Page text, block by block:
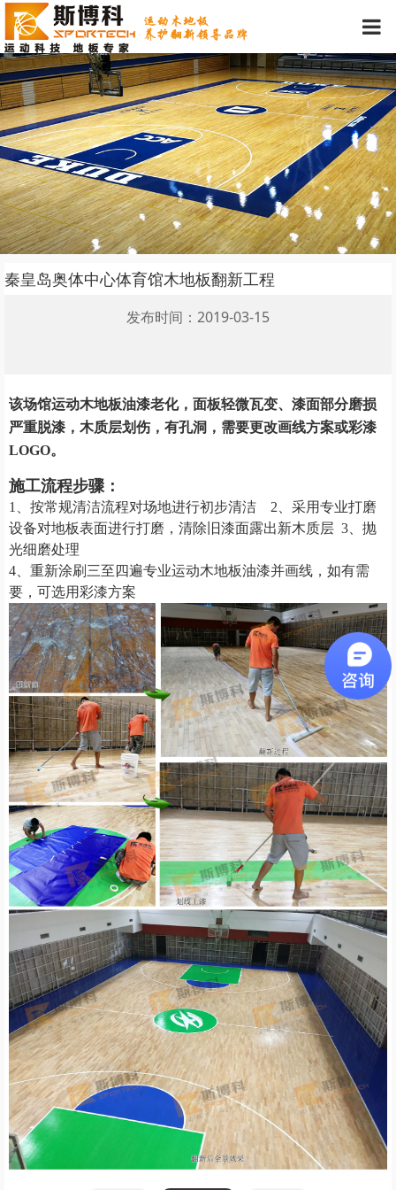
秦皇岛奥体中心体育馆木地板翻新工程
发布时间：2019-03-15
该场馆运动木地板油漆老化，面板轻微瓦变、 漆面部分磨损
严重脱漆，木质层划伤，有孔洞 ， 需要更改画线方案或彩漆
LOGO。
施工流程步骤：
1、按常规清洁流程对场地进行初步清洁 2、采用专业打磨
设备对地板表面进行打磨，清除旧漆面露出新木质层 3、抛
光细磨处理
4、重新涂刷三至四遍专业运动木地板油漆并画线，如有需
要，可选用彩漆方案